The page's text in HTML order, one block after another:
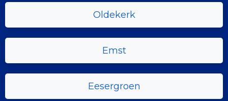
Oldekerk
Emst
Eesergroen